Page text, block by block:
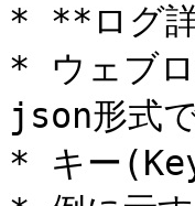
* **ログ
* ウェブロ
json形式
* キー